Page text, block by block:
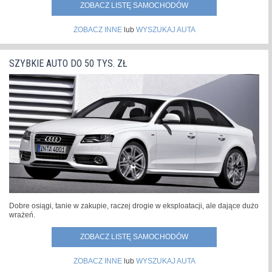
ZOBACZ LISTĘ SAMOCHODÓW
ZOBACZ INNElub WYSZUKAJ AUTA
SZYBKIE AUTO DO 50 TYS. ZŁ
Dobre osiągi, tanie w zakupie, raczej drogie w eksploatacji, ale dające dużo
wrażeń.
ZOBACZ LISTĘ SAMOCHODÓW
ZOBACZ INNElub WYSZUKAJ AUTA